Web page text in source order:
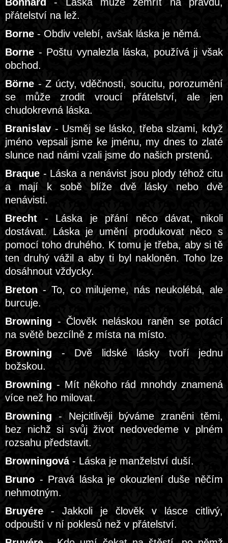
přátelství na lež.
Borne - Obdiv velebí, avšak láska je němá.
Borne - Poštu vynalezla láska, používá ji však
obchod.
Börne - Z úcty, vděčnosti, soucitu, porozumění
se může zrodit vroucí přátelství, ale jen
chudokrevná láska.
Branislav - Usměj se lásko, třeba slzami, když
jméno vepsali jsme ke jménu, my dnes to zlaté
slunce nad námi vzali jsme do našich prstenů.
Braque - Láska a nenávist jsou plody téhož citu
a mají k sobě blíže dvě lásky nebo dvě
nenávisti.
Brecht - Láska je přání něco dávat, nikoli
dostávat. Láska je umění produkovat něco s
pomocí toho druhého. K tomu je třeba, aby si tě
ten druhý vážil a aby ti byl nakloněn. Toho lze
dosáhnout vždycky.
Breton - To, co milujeme, nás neukolébá, ale
burcuje.
Browning - Člověk neláskou raněn se potácí
na světě bezcílně z místa na místo.
Browning - Dvě lidské lásky tvoří jednu
božskou.
Browning - Mít někoho rád mnohdy znamená
více než ho milovat.
Browning - Nejcitlivěji býváme zraněni těmi,
bez nichž si svůj život nedovedeme v plném
rozsahu představit.
Browningová- Láska je manželství duší.
Bruno - Pravá láska je okouzlení duše něčím
nehmotným.
Bruyére - Jakkoli je člověk v lásce citlivý,
odpouští v ní poklesů než v přátelství.